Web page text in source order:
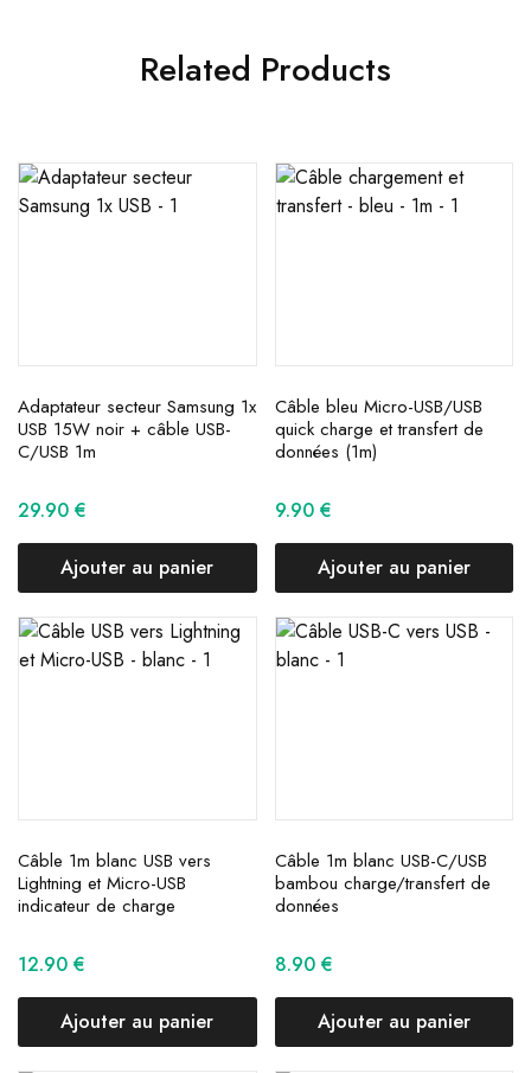
Related Products
Adaptateur secteur Samsung 1x
USB 15W noir + câble USB-
C/USB 1m
29.90 €
Ajouter au panier
Câble bleu Micro-USB/USB
quick charge et transfert de
données (1m)
9.90 €
Ajouter au panier
Câble 1m blanc USB vers
Lightning et Micro-USB
indicateur de charge
12.90 €
Ajouter au panier
Câble 1m blanc USB-C/USB
bambou charge/transfert de
données
8.90 €
Ajouter au panier